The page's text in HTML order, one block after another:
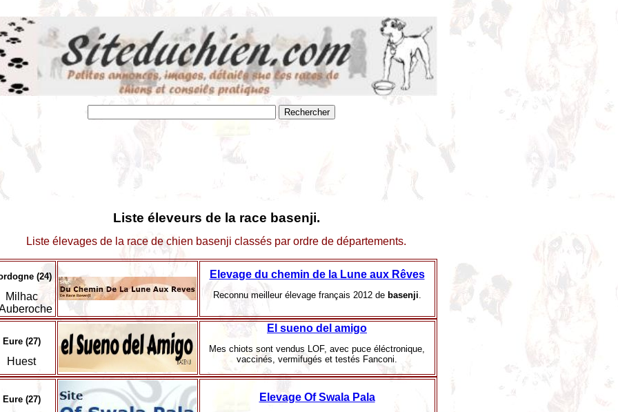
Liste éleveurs de la race basenji.
Liste élevages de la race de chien basenji classés par ordre de départements.
(24)
Milhac
Elevage du chemin de la Lune aux Rêves
Reconnu meilleur élevage français 2012 de basenji.
Eure (27)
Huest
El sueno del amigo
Mes chiots sont vendus LOF, avec puce éléctronique,
vaccinés, vermifugés et testés Fanconi.
Eure (27) Elevage Of Swala Pala